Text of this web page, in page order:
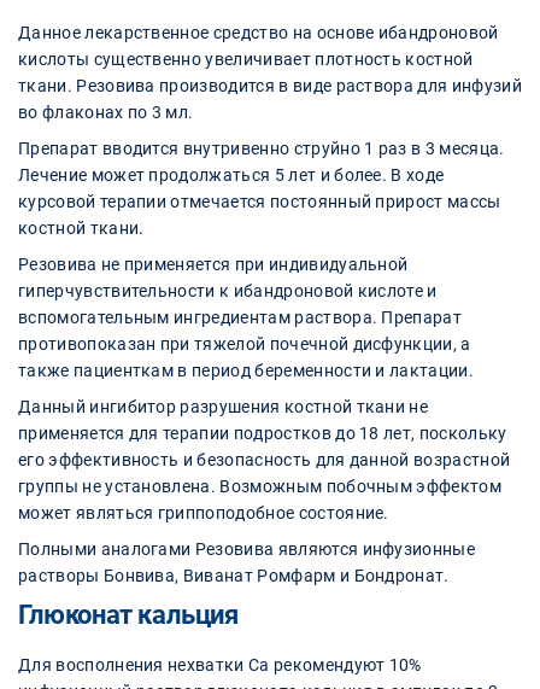
Данное лекарственное средство на основе ибандроновой
кислоты существенно увеличивает плотность костной
ткани. Резовива производится в виде раствора для инфузий
во флаконах по 3 мл.
Препарат вводится внутривенно струйно 1 раз в 3 месяца.
Лечение может продолжаться 5 лет и более. В ходе
курсовой терапии отмечается постоянный прирост массы
костной ткани.
Резовива не применяется при индивидуальной
гиперчувствительности к ибандроновой кислоте и
вспомогательным ингредиентам раствора. Препарат
противопоказан при тяжелой почечной дисфункции, а
также пациенткам в период беременности и лактации.
Данный ингибитор разрушения костной ткани не
применяется для терапии подростков до 18 лет, поскольку
его эффективность и безопасность для данной возрастной
группы не установлена. Возможным побочным эффектом
может являться гриппоподобное состояние.
Полными аналогами Резовива являются инфузионные
растворы Бонвива, Виванат Ромфарм и Бондронат.
Глюконат кальция
Для восполнения нехватки Са рекомендуют 10%